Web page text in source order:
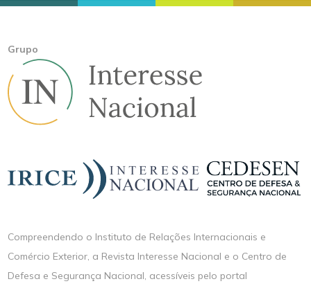
Grupo
Compreendendo o Instituto de Relações Internacionais e
Comércio Exterior, a Revista Interesse Nacional e o Centro de
Defesa e Segurança Nacional, acessíveis pelo portal